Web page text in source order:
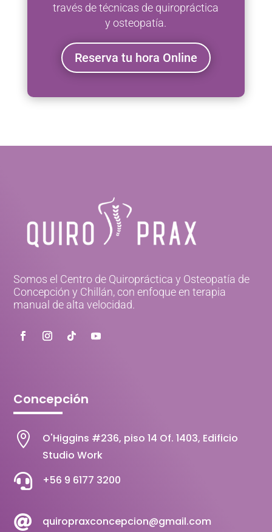
través de técnicas de quiropráctica
y osteopatía.
Reserva tu hora Online
Somos el Centro de Quiropráctica y Osteopatía de
Concepción y Chillán, con enfoque en terapia
manual de alta velocidad.
Concepción

O'Higgins #236, piso 14 Of. 1403, Edificio
Studio Work
 +56 9 6177 3200
 quiropraxconcepcion@gmail.com